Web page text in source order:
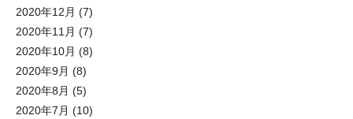
2020年12月 (7)
2020年11月 (7)
2020年10月 (8)
2020年9月 (8)
2020年8月 (5)
2020年7月 (10)